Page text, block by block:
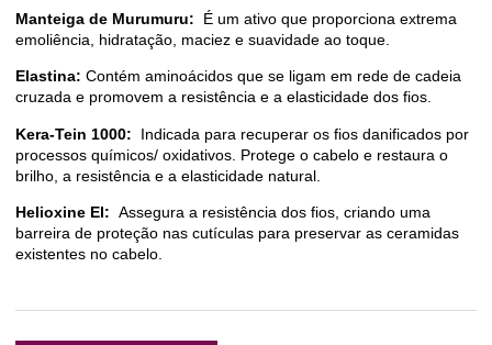
Manteiga de Murumuru: É um ativo que proporciona extrema
emoliência, hidratação, maciez e suavidade ao toque.
Elastina: Contém aminoácidos que se ligam em rede de cadeia
cruzada e promovem a resistência e a elasticidade dos fios.
Kera-Tein 1000: Indicada para recuperar os fios danificados por
processos químicos/ oxidativos. Protege o cabelo e restaura o
brilho, a resistência e a elasticidade natural.
Helioxine El: Assegura a resistência dos fios, criando uma
barreira de proteção nas cutículas para preservar as ceramidas
existentes no cabelo.